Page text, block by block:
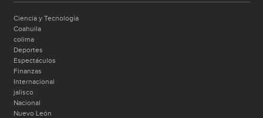
Ciencia y Tecnología
Coahuila
colima
Deportes
Espectáculos
Finanzas
Internacional
jalisco
Nacional
Nuevo León